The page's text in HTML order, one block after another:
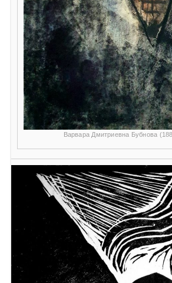
Варвара Дмитриевна Бубнова